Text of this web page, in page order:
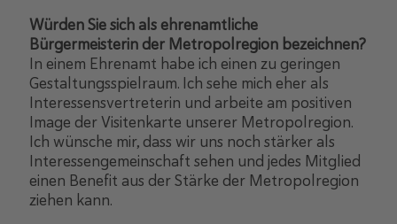
Würden Sie sich als ehrenamtliche
Bürgermeisterin der Metropolregion bezeichnen?
In einem Ehrenamt habe ich einen zu geringen
Gestaltungsspielraum. Ich sehe mich eher als
Interessensvertreterin und arbeite am positiven
Image der Visitenkarte unserer Metropolregion.
Ich wünsche mir, dass wir uns noch stärker als
Interessengemeinschaft sehen und jedes Mitglied
einen Benefit aus der Stärke der Metropolregion
ziehen kann.